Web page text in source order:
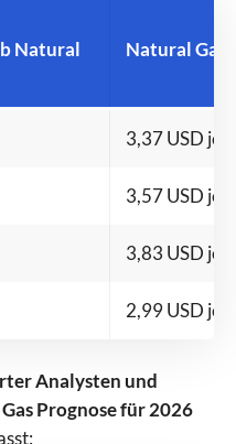
Natural
Natural Gas
3,37 USD je
3,57 USD je
3,83 USD je
2,99 USD je
Analysten und
Prognose für 2026